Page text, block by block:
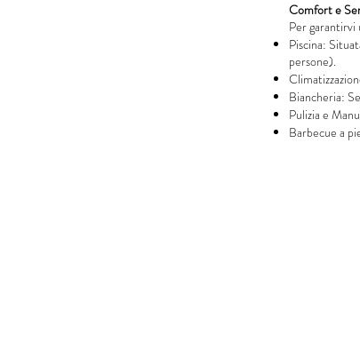
Comfort e
Per
Piscina:
persone).
Biancheria:
Pulizia e
Barbecue a